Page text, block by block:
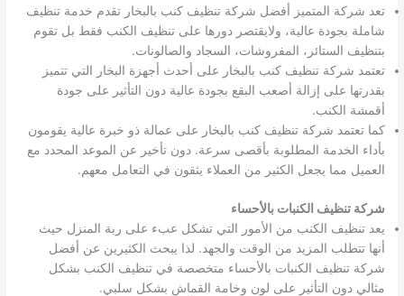
تعد شركة المتميز أفضل شركة تنظيف كنب بالبخار تقدم خدمة تنظيف
شاملة بجودة عالية، ولايقتصر دورها على تنظيف الكنب فقط بل تقوم
بتنظيف الستائر، المفروشات، السجاد والصالونات.
تعتمد شركة تنظيف كنب بالبخار على أحدث أجهزة البخار التي تتميز
بقدرتها على إزالة أصعب البقع بجودة عالية دون التأثير على جودة
أقمشة الكنب.
كما تعتمد شركة تنظيف كنب بالبخار على عمالة ذو خبرة عالية يقومون
بأداء الخدمة المطلوبة بأقصى سرعة. دون تأخير عن الموعد المحدد مع
العميل مما يجعل الكثير من العملاء يثقون في التعامل معهم.
شركة تنظيف الكنبات بالأحساء
يعد تنظيف الكنب من الأمور التي تشكل عبء على ربة المنزل حيث
أنها تتطلب المزيد من الوقت والجهد. لذا يبحث الكثيرين عن أفضل
شركة تنظيف الكنبات بالأحساء متخصصة في تنظيف الكنب بشكل
مثالي دون التأثير على لون وخامة القماش بشكل سلبي.